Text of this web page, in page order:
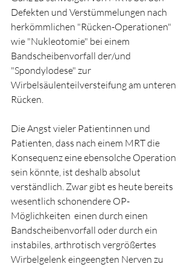
Defekten und Verstümmelungen nach
herkömmlichen "Rücken-Operationen"
wie "Nukleotomie" bei einem
Bandscheibenvorfall der/und
"Spondylodese" zur
Wirbelsäulenteilversteifung am unteren
Rücken.
Die Angst vieler Patientinnen und
Patienten, dass nach einem MRT die
Konsequenz eine ebensolche Operation
sein könnte, ist deshalb absolut
verständlich. Zwar gibt es heute bereits
wesentlich schonendere OP-
Möglichkeiten  einen durch einen
Bandscheibenvorfall oder durch ein
instabiles, arthrotisch vergrößertes
Wirbelgelenk eingeengten Nerven zu